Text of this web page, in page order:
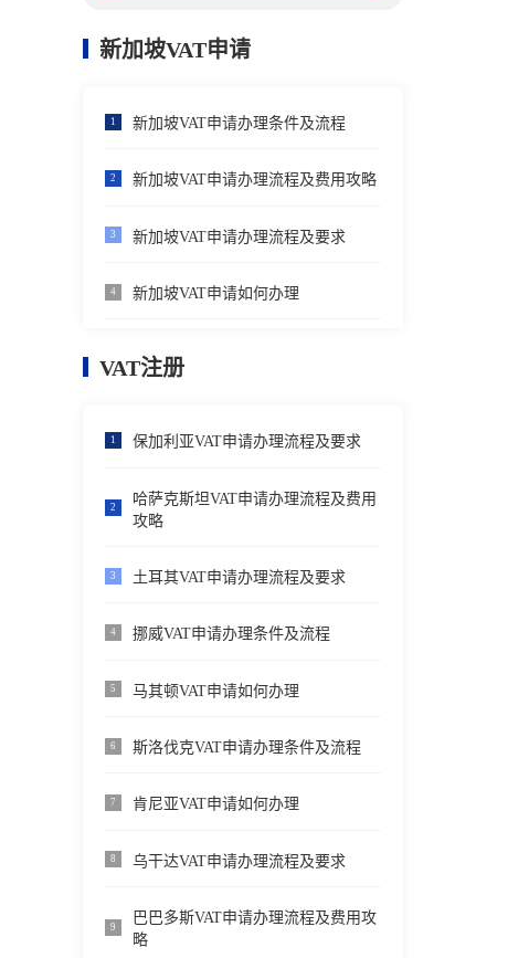
新加坡VAT申请
1 新加坡VAT申请办理条件及流程
2 新加坡VAT申请办理流程及费用攻略
3 新加坡VAT申请办理流程及要求
4 新加坡VAT申请如何办理
VAT注册
1 保加利亚VAT申请办理流程及要求
2
哈萨克斯坦VAT申请办理流程及费用
攻略
3 土耳其VAT申请办理流程及要求
4 挪威VAT申请办理条件及流程
5 马其顿VAT申请如何办理
6 斯洛伐克VAT申请办理条件及流程
7 肯尼亚VAT申请如何办理
8 乌干达VAT申请办理流程及要求
9
巴巴多斯VAT申请办理流程及费用攻
略